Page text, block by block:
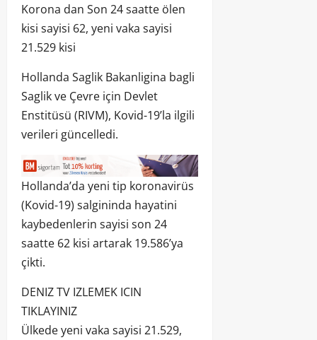
Korona dan Son 24 saatte ölen
kisi sayisi 62, yeni vaka sayisi
21.529 kisi
Hollanda Saglik Bakanligina bagli
Saglik ve Çevre için Devlet
Enstitüsü (RIVM), Kovid-19’la ilgili
verileri güncelledi.
Hollanda’da yeni tip koronavirüs
(Kovid-19) salgininda hayatini
kaybedenlerin sayisi son 24
saatte 62 kisi artarak 19.586’ya
çikti.
DENIZ TV IZLEMEK ICIN
TIKLAYINIZ
Ülkede yeni vaka sayisi 21.529,